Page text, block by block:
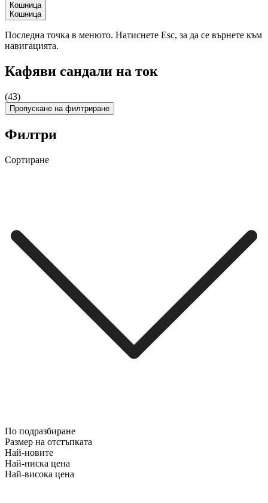
Кошница
Кошница
Последна точка в менюто. Натиснете Esc, за да се върнете към
навигацията.
Кафяви сандали на ток
(43)
Пропускане на филтриране
Филтри
Сортиране
По подразбиране
Размер на отстъпката
Най-новите
Най-ниска цена
Най-висока цена